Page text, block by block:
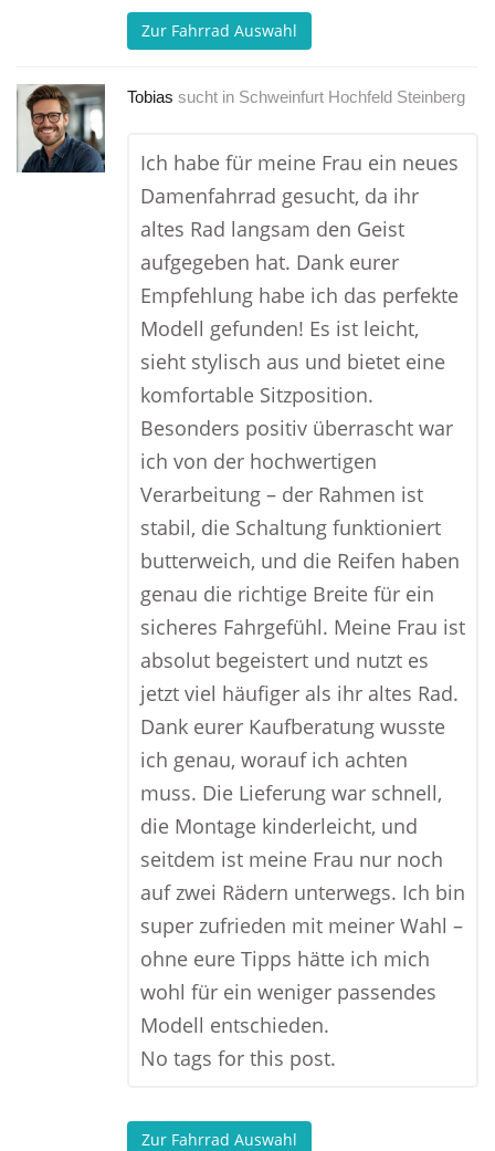
Zur Fahrrad Auswahl
Tobias sucht in Schweinfurt Hochfeld Steinberg
Ich habe für meine Frau ein neues
Damenfahrrad gesucht, da ihr
altes Rad langsam den Geist
aufgegeben hat. Dank eurer
Empfehlung habe ich das perfekte
Modell gefunden! Es ist leicht,
sieht stylisch aus und bietet eine
komfortable Sitzposition.
Besonders positiv überrascht war
ich von der hochwertigen
Verarbeitung – der Rahmen ist
stabil, die Schaltung funktioniert
butterweich, und die Reifen haben
genau die richtige Breite für ein
sicheres Fahrgefühl. Meine Frau ist
absolut begeistert und nutzt es
jetzt viel häufiger als ihr altes Rad.
Dank eurer Kaufberatung wusste
ich genau, worauf ich achten
muss. Die Lieferung war schnell,
die Montage kinderleicht, und
seitdem ist meine Frau nur noch
auf zwei Rädern unterwegs. Ich bin
super zufrieden mit meiner Wahl –
ohne eure Tipps hätte ich mich
wohl für ein weniger passendes
Modell entschieden.
No tags for this post.
Zur Fahrrad Auswahl